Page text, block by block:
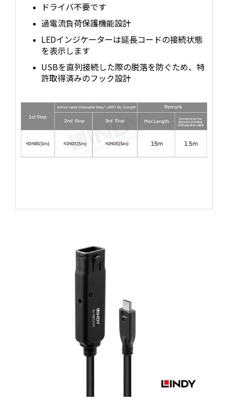
ドライバ不要です
過電流負荷保護機能設計
LEDインジケーターは延長コードの接続状態
を表示します
USBを直列接続した際の脱落を防ぐため、特
許取得済みのフック設計